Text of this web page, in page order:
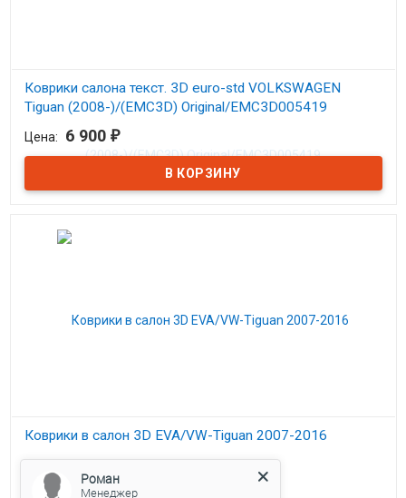
Коврики салона текст. 3D euro-std VOLKSWAGEN
Tiguan (2008-)/(EMC3D) Original/EMC3D005419
В наличии
Ковры в салон Евромат Фольксваген Тигуан с 2008
Цена: 6 900 ₽
Коврики в салон 3D EVA/VW-Tiguan 2007-2016
В наличии
Цена: 4 100₽
Роман
Менеджер